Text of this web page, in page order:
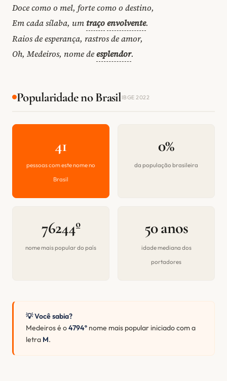
Doce como o mel, forte como o destino,
Em cada sílaba, umtraçoenvolvente.
Raios de esperança, rastros de amor,
Oh, Medeiros, nome deesplendor.
Popularidade no BrasilIBGE 2022
41
pessoas com este nome no
Brasil
0%
da população brasileira
76244º
nome mais popular do país
50 anos
idade mediana dos
portadores
💡 Você sabia?
Medeiros é o4794º nome mais popular iniciado com a
letra M.